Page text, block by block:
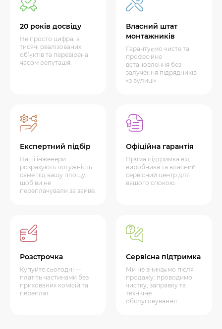
20 років досвіду
Не просто цифра, а
тисячі реалізованих
об’єктів та перевірена
часом репутація.
Власний штат
монтажників
Гарантуємо чисте та
професійне
встановлення без
залучення підрядників
«з вулиці»
Експертний підбір
Наші інженери
розрахують потужність
саме під вашу площу,
щоб ви не
переплачували за зайве.
Офіційна гарантія
Пряма підтримка від
виробника та власний
сервісний центр для
вашого спокою.
Розстрочка
Купуйте сьогодні —
платіть частинами без
прихованих комісій та
переплат.
Сервісна підтримка
Ми не зникаємо після
продажу: проводимо
чистку, заправку та
технічне
обслуговування